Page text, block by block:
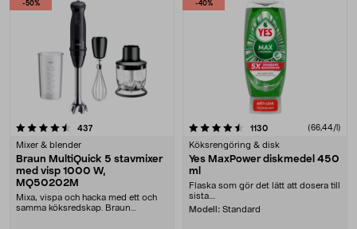
-50%
437recensioner
Mixer & blender
Braun MultiQuick 5 stavmixer
med visp 1000 W,
MQ50202M
Mixa, vispa och hacka med ett och
samma köksredskap. Braun
-40%
4.5 av 5 stjärnor 1130recensioner(66,44/l)
Köksrengöring & disk
Yes MaxPower diskmedel 450
ml
Flaska som gör det lätt att dosera till
sista....
Modell: Standard